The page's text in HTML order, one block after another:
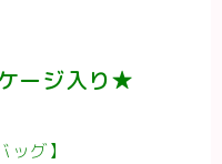
ージ入り★
グ】